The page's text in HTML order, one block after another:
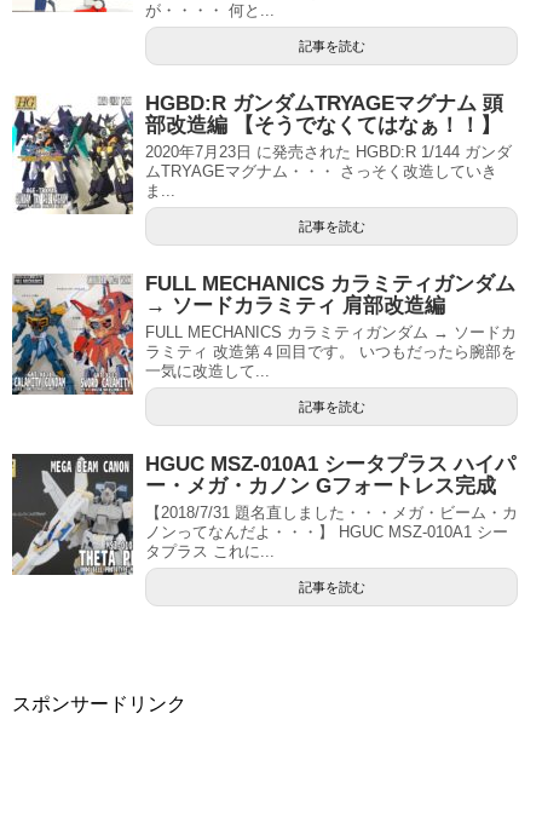
が・・・・ 何と...
記事を読む
HGBD:R ガンダムTRYAGEマグナム 頭
部改造編 【そうでなくてはなぁ！！】
2020年7月23日 に発売された HGBD:R 1/144 ガンダ
ムTRYAGEマグナム・・・ さっそく改造していき
ま...
記事を読む
FULL MECHANICS カラミティガンダム
→ ソードカラミティ 肩部改造編
FULL MECHANICS カラミティガンダム → ソードカ
ラミティ 改造第４回目です。 いつもだったら腕部を
一気に改造して...
記事を読む
HGUC MSZ-010A1 シータプラス ハイパ
ー・メガ・カノン Gフォートレス完成
【2018/7/31 題名直しました・・・メガ・ビーム・カ
ノンってなんだよ・・・】 HGUC MSZ-010A1 シー
タプラス これに...
記事を読む
スポンサードリンク